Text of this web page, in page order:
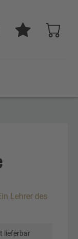
Lehrer des
lieferbar